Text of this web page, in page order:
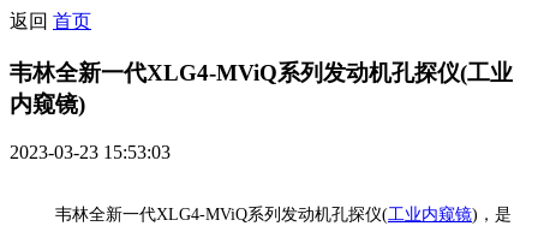
返回 首页
韦林全新一代XLG4-MViQ系列发动机孔探仪(工业
内窥镜)
2023-03-23 15:53:03
韦林全新一代XLG4-MViQ系列发动机孔探仪(工业内窥镜)，是